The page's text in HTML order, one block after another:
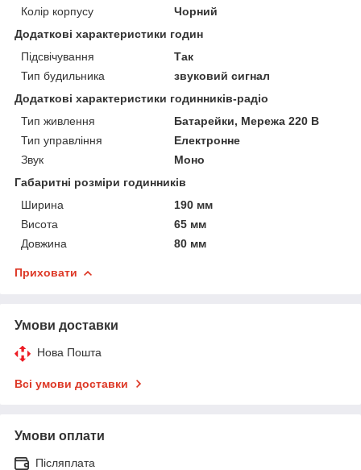
Колір корпусу
Чорний
Додаткові характеристики годин
Підсвічування
Так
Тип будильника
звуковий сигнал
Додаткові характеристики годинників-радіо
Тип живлення
Батарейки, Мережа 220 В
Тип управління
Електронне
Звук
Моно
Габаритні розміри годинників
Ширина
190 мм
Висота
65 мм
Довжина
80 мм
Приховати
Умови доставки
Нова Пошта
Всі умови доставки
Умови оплати
Післяплата